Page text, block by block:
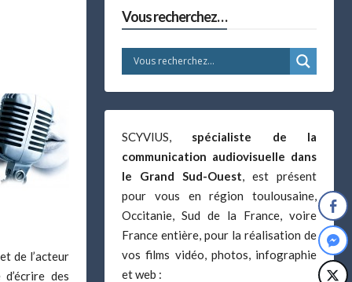
de l’acteur
des
Vous recherchez…
SCYVIUS, spécialiste de la
communication audiovisuelle dans
le Grand Sud-Ouest, est présent
pour vous en région toulousaine,
Occitanie, Sud de la France, voire
France entière, pour la réalisation de
vos films vidéo, photos, infographie
et web :